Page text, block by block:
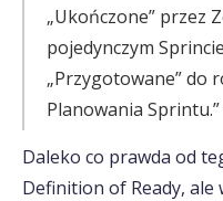
„Ukończone” przez
pojedynczym
„Przygotowane” do
Planowania
Daleko co prawda od
Definition of Ready,